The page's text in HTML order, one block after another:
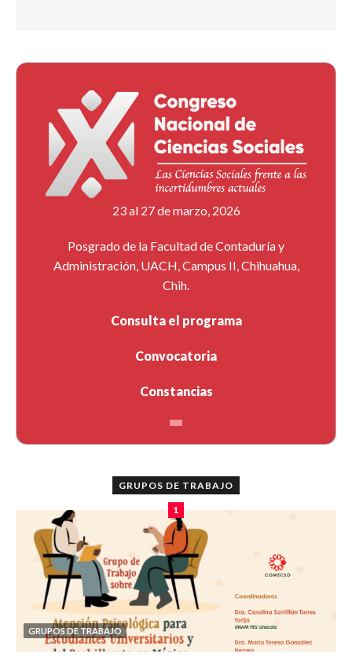
23 al 27 de marzo, 2026
Posgrado de la Facultad de Contaduría y
Administración, UACH, Campus II, Chihuahua,
Chih.
Consulta el programa
Convocatoria
Constancias
GRUPOS DE TRABAJO
1
GRUPOS DE TRABAJO